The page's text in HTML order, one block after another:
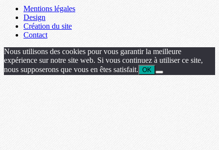
Mentions légales
Design
Création du site
Contact
Nous utilisons des cookies pour vous garantir la meilleure
expérience sur notre site web. Si vous continuez à utiliser ce site,
nous supposerons que vous en êtes satisfait. OK